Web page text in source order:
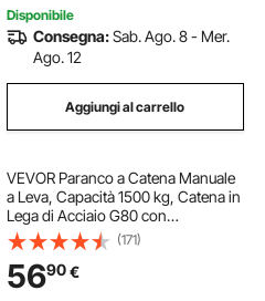
Disponibile
Consegna:Sab. Ago. 8 - Mer.
Ago. 12
Aggiungi al carrello
VEVOR Paranco a Catena Manuale
a Leva, Capacità 1500 kg, Catena in
Lega di Acciaio G80 con
Sollevamento di 3 m e Freno
Meccanico a Doppio Nottolino,
Ganci Rotanti, per Magazzino
Garage
(171)
5690€